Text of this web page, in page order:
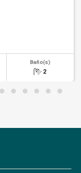
Baño(s)
2